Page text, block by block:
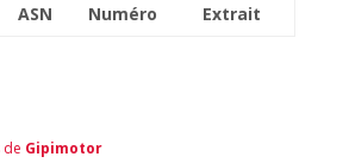
ASN Numéro Extrait
de Gipimotor